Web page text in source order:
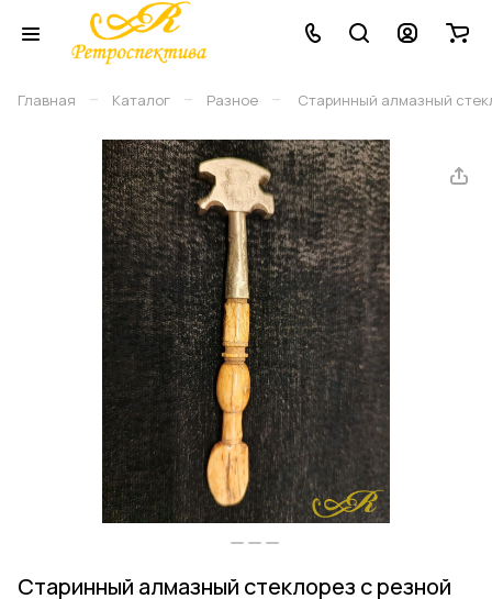
Главная – Каталог – Разное – Старинный алмазный
Старинный алмазный стеклорез с резной